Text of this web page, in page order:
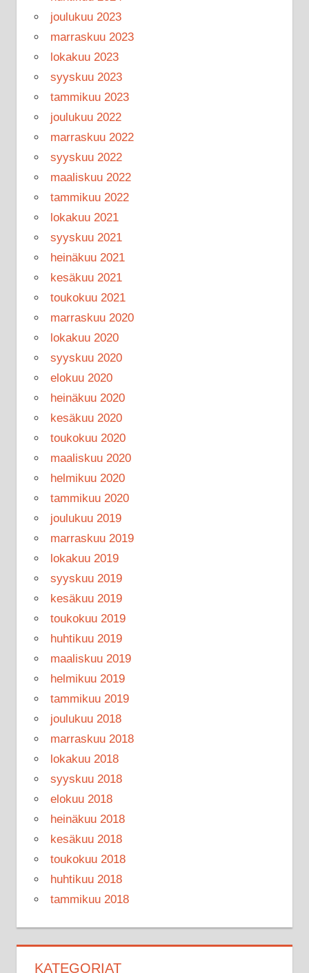
joulukuu 2023
marraskuu 2023
lokakuu 2023
syyskuu 2023
tammikuu 2023
joulukuu 2022
marraskuu 2022
syyskuu 2022
maaliskuu 2022
tammikuu 2022
lokakuu 2021
syyskuu 2021
heinäkuu 2021
kesäkuu 2021
toukokuu 2021
marraskuu 2020
lokakuu 2020
syyskuu 2020
elokuu 2020
heinäkuu 2020
kesäkuu 2020
toukokuu 2020
maaliskuu 2020
helmikuu 2020
tammikuu 2020
joulukuu 2019
marraskuu 2019
lokakuu 2019
syyskuu 2019
kesäkuu 2019
toukokuu 2019
huhtikuu 2019
maaliskuu 2019
helmikuu 2019
tammikuu 2019
joulukuu 2018
marraskuu 2018
lokakuu 2018
syyskuu 2018
elokuu 2018
heinäkuu 2018
kesäkuu 2018
toukokuu 2018
huhtikuu 2018
tammikuu 2018
KATEGORIAT